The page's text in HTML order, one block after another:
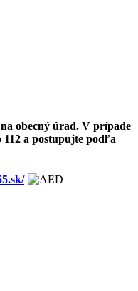
obecný úrad. V prípade
112 a postupujte podľa